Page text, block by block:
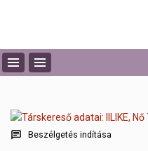
Beszélgetés indítása